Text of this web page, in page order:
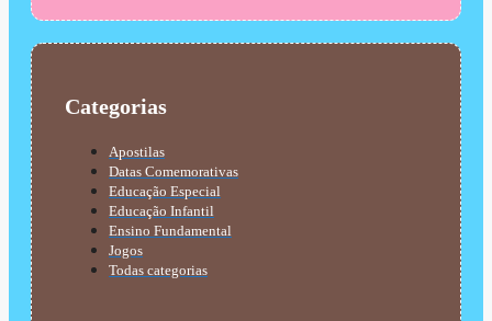
Categorias
Apostilas
Datas Comemorativas
Educação Especial
Educação Infantil
Ensino Fundamental
Jogos
Todas categorias